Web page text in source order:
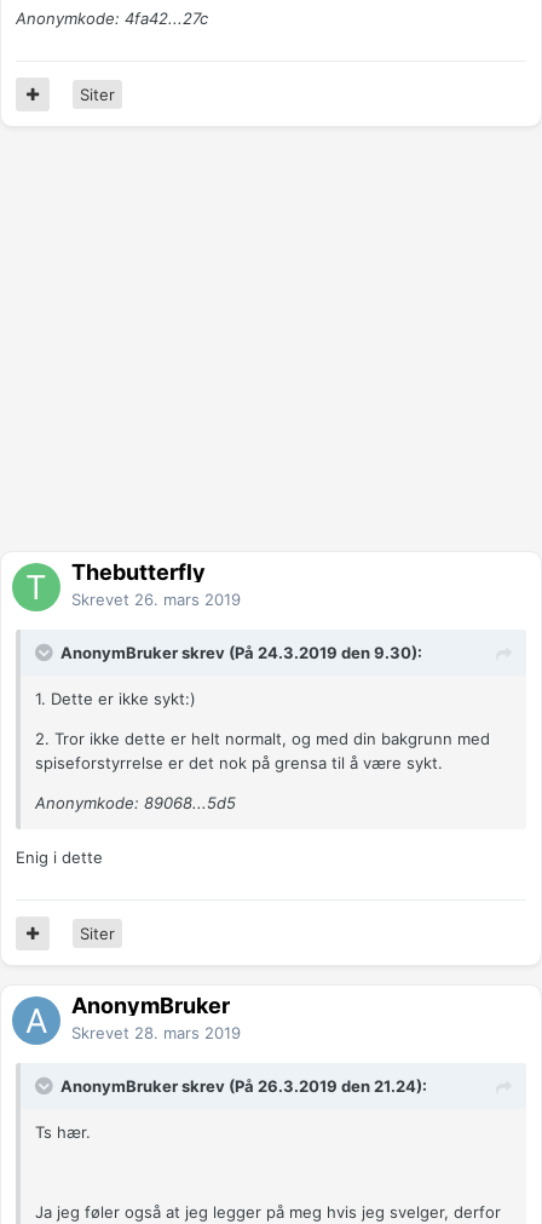
Anonymkode: 4fa42...27c
Siter
Thebutterfly
Skrevet 26. mars 2019
AnonymBruker skrev (På 24.3.2019 den 9.30):
1. Dette er ikke sykt:)
2. Tror ikke dette er helt normalt, og med din bakgrunn med
spiseforstyrrelse er det nok på grensa til å være sykt.
Anonymkode: 89068...5d5
Enig i dette
Siter
AnonymBruker
Skrevet 28. mars 2019
AnonymBruker skrev (På 26.3.2019 den 21.24):
Ts hær.
Ja jeg føler også at jeg legger på meg hvis jeg svelger, derfor